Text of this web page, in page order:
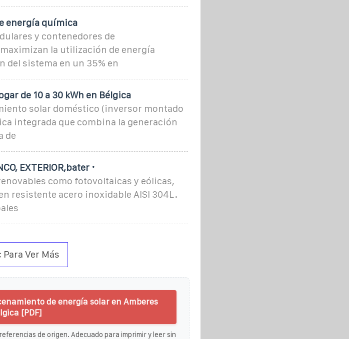
energía química
y contenedores de
la utilización de energía
del sistema en un 35% en
de 10 a 30 kWh en Bélgica
solar doméstico (inversor montado
integrada que combina la generación
de
EXTERIOR,bater ·
como fotovoltaicas y eólicas,
resistente acero inoxidable AISI 304L.
Para Ver Más
de energía solar en Amberes
[PDF]
de origen. Adecuado para imprimir y leer sin